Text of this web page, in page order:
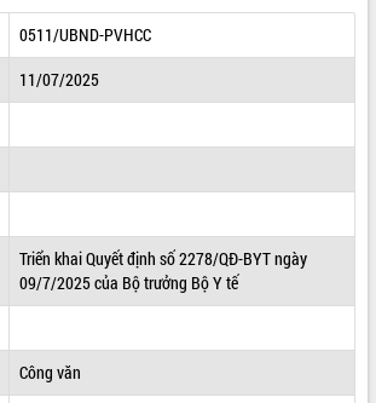
0511/UBND-PVHCC
11/07/2025
Triển khai Quyết định số 2278/QĐ-BYT ngày
09/7/2025 của Bộ trưởng Bộ Y tế
Công văn